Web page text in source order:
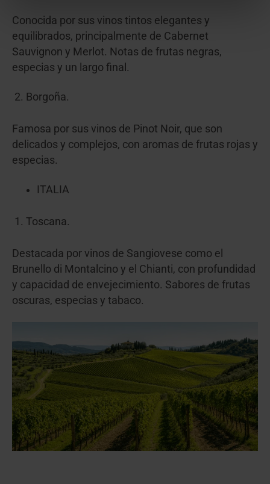
Conocida por sus vinos tintos elegantes y
equilibrados, principalmente de Cabernet
Sauvignon y Merlot. Notas de frutas negras,
especias y un largo final.
Borgoña.
Famosa por sus vinos de Pinot Noir, que son
delicados y complejos, con aromas de frutas rojas y
especias.
ITALIA
Toscana.
Destacada por vinos de Sangiovese como el
Brunello di Montalcino y el Chianti, con profundidad
y capacidad de envejecimiento. Sabores de frutas
oscuras, especias y tabaco.